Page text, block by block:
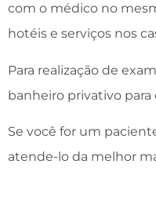
com o médico no
hotéis e serviços nos
Para realização de
banheiro privativo para
Se você for um
atende-lo da melhor